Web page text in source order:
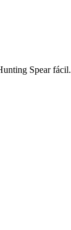
Spear fácil.